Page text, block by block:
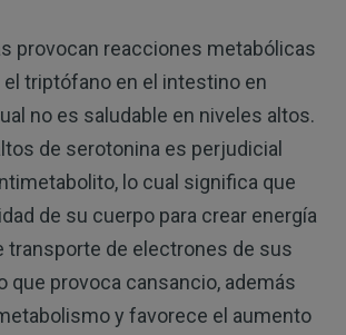
provocan reacciones metabólicas
triptófano en el intestino en
no es saludable en niveles altos.
de serotonina es perjudicial
lo cual significa que
de su cuerpo para crear energía
transporte de electrones de sus
que provoca cansancio, además
y favorece el aumento